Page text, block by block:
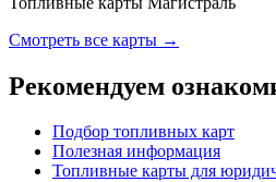
Смотреть все карты →
Рекомендуем
Подбор топливных карт
Полезная информация
Топливные карты для